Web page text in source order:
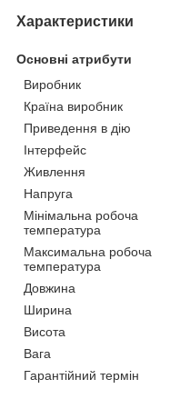
Характеристики
Основні атрибути
Виробник
Країна виробник
Приведення в дію
Інтерфейс
Живлення
Напруга
Мінімальна робоча
температура
Максимальна робоча
температура
Довжина
Ширина
Висота
Вага
Гарантійний термін